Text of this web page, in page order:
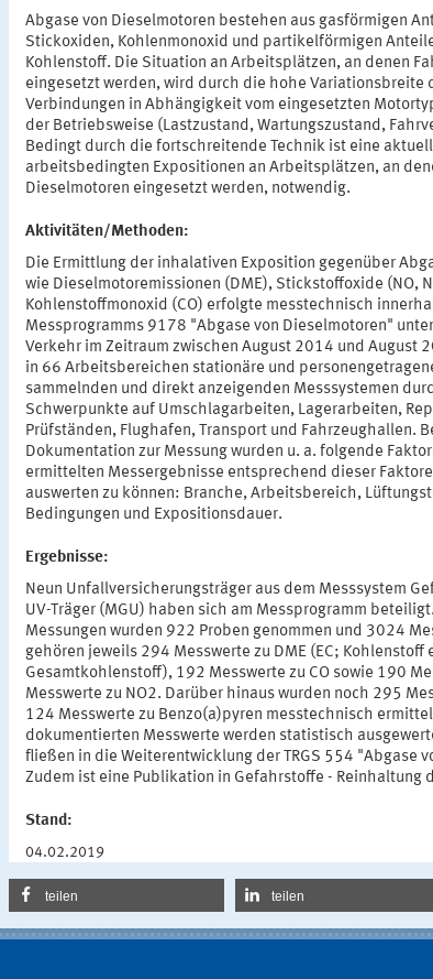
Abgase von Dieselmotoren bestehen aus gasförmigen
Stickoxiden, Kohlenmonoxid und partikelförmigen
Kohlenstoff. Die Situation an Arbeitsplätzen, an denen
eingesetzt werden, wird durch die hohe Variationsbreite
Verbindungen in Abhängigkeit vom eingesetzten
der Betriebsweise (Lastzustand, Wartungszustand,
Bedingt durch die fortschreitende Technik ist eine
arbeitsbedingten Expositionen an Arbeitsplätzen, an
Dieselmotoren eingesetzt werden, notwendig.
Aktivitäten/Methoden:
Die Ermittlung der inhalativen Exposition gegenüber
wie Dieselmotoremissionen (DME), Stickstoffoxide (NO,
Kohlenstoffmonoxid (CO) erfolgte messtechnisch
Messprogramms 9178 "Abgase von Dieselmotoren"
Verkehr im Zeitraum zwischen August 2014 und August
in 66 Arbeitsbereichen stationäre und
sammelnden und direkt anzeigenden Messsystemen
Schwerpunkte auf Umschlagarbeiten, Lagerarbeiten,
Prüfständen, Flughafen, Transport und Fahrzeughallen.
Dokumentation zur Messung wurden u. a. folgende
ermittelten Messergebnisse entsprechend dieser
auswerten zu können: Branche, Arbeitsbereich,
Bedingungen und Expositionsdauer.
Ergebnisse:
Neun Unfallversicherungsträger aus dem Messsystem
UV-Träger (MGU) haben sich am Messprogramm
Messungen wurden 922 Proben genommen und 3024
gehören jeweils 294 Messwerte zu DME (EC; Kohlenstoff
Gesamtkohlenstoff), 192 Messwerte zu CO sowie 190
Messwerte zu NO2. Darüber hinaus wurden noch 295
124 Messwerte zu Benzo(a)pyren messtechnisch
dokumentierten Messwerte werden statistisch
fließen in die Weiterentwicklung der TRGS 554 "Abgase
Zudem ist eine Publikation in Gefahrstoffe - Reinhaltung
Stand:
04.02.2019
teilen teilen